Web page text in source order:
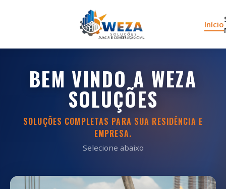
Início
BEM VINDO A WEZA
SOLUÇÕES
SOLUÇÕES COMPLETAS PARA SUA RESIDÊNCIA E
EMPRESA.
Selecione abaixo